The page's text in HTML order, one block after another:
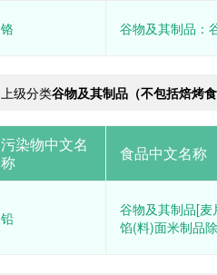
铬 谷物及其制品：
上级分类谷物及其制品（不包括焙烤
污染物中文名
称
食品中文名称
铅
谷物及其制品[
馅(料)面米制品